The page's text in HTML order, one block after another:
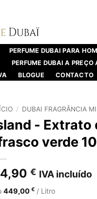
PERFUME DUBAI PARA
PERFUME DUBAI A PREÇO
BLOGUE CONTACTO
/ DUBAI FRAGRÂNCIA
- Extrato
verde
€ IVA incluído
449,00 € / Litro